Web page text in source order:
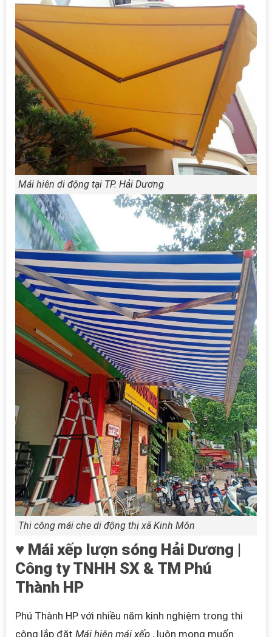
Mái hiên di động tại TP. Hải Dương
Thi công mái che di động thị xã Kinh Môn
♥ Mái xếp lượn sóng Hải Dương |
Công ty TNHH SX & TM Phú
Thành HP
Phú Thành HP với nhiều năm kinh nghiệm trong thi
công lắp đặt Mái hiên mái xếp , luôn mong muốn